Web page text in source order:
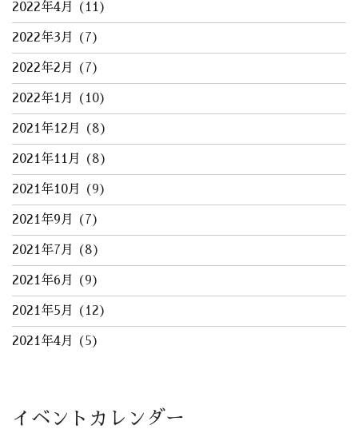
2022年4月 (11)
2022年3月 (7)
2022年2月 (7)
2022年1月 (10)
2021年12月 (8)
2021年11月 (8)
2021年10月 (9)
2021年9月 (7)
2021年7月 (8)
2021年6月 (9)
2021年5月 (12)
2021年4月 (5)
イベントカレンダー